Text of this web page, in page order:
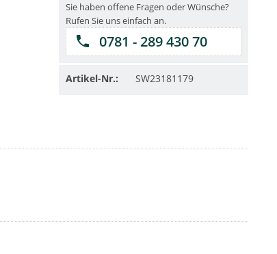
Sie haben offene Fragen oder Wünsche?
Rufen Sie uns einfach an.
0781 - 289 430 70
Artikel-Nr.: SW23181179